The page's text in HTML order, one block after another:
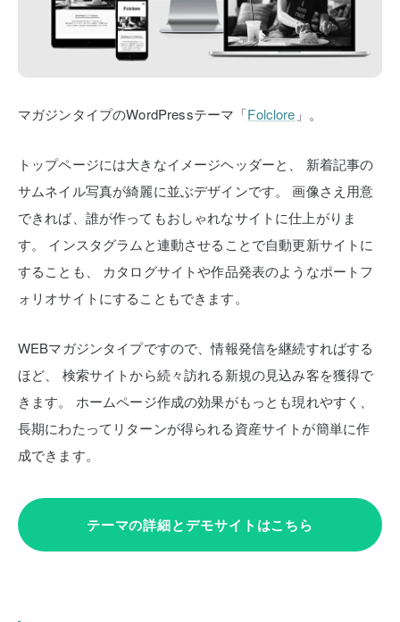
マガジンタイプのWordPressテーマ「Folclore 」。
トップページには大きなイメージヘッダーと、
新着記事の
サムネイル写真が綺麗に並ぶデザインです。
画像さえ用意
できれば、誰が作ってもおしゃれなサイトに仕上がりま
す。
インスタグラムと連動させることで自動更新サイトに
することも、
カタログサイトや作品発表のようなポートフ
ォリオサイトにすることもできます。
WEBマガジンタイプですので、情報発信を継続すればする
ほど、
検索サイトから続々訪れる新規の見込み客を獲得で
きます。
ホームページ作成の効果がもっとも現れやすく、
長期にわたってリターンが得られる資産サイトが簡単に作
成できます。
テーマの詳細とデモサイトはこちら